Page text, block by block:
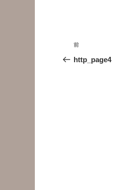
投
稿
前
の
前
http_page4